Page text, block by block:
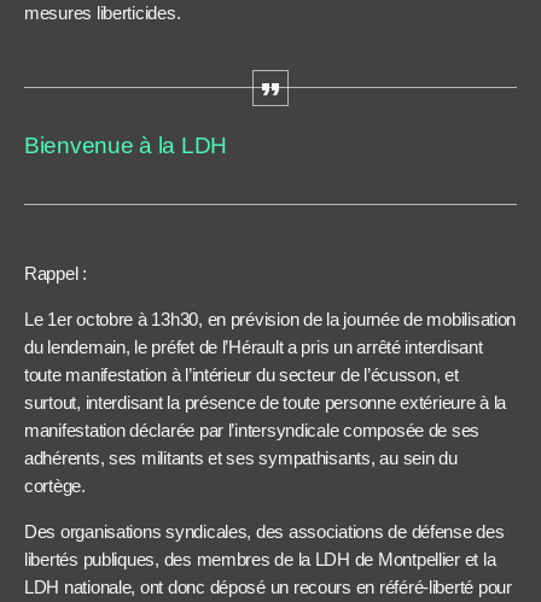
mesures liberticides.
Bienvenue à la LDH
Rappel :
Le 1er octobre à 13h30, en prévision de la journée de mobilisation
du lendemain, le préfet de l’Hérault a pris un arrêté interdisant
toute manifestation à l’intérieur du secteur de l’écusson, et
surtout, interdisant la présence de toute personne extérieure à la
manifestation déclarée par l’intersyndicale composée de ses
adhérents, ses militants et ses sympathisants, au sein du
cortège.
Des organisations syndicales, des associations de défense des
libertés publiques, des membres de la LDH de Montpellier et la
LDH nationale, ont donc déposé un recours en référé-liberté pour